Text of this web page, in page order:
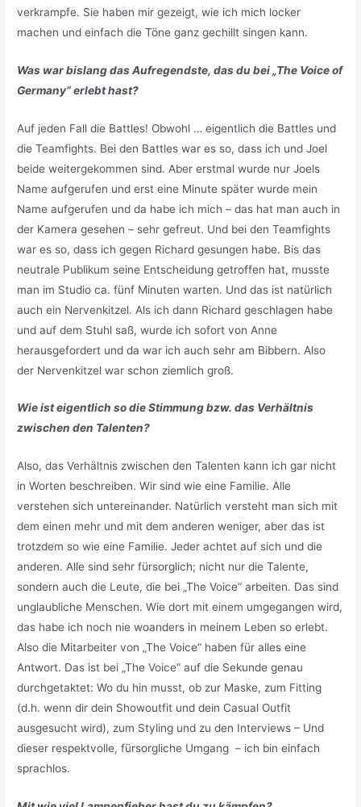
verkrampfe. Sie haben mir gezeigt, wie ich mich locker
machen und einfach die Töne ganz gechillt singen kann.
Was war bislang das Aufregendste, das du bei „The Voice of
Germany“ erlebt hast?
Auf jeden Fall die Battles! Obwohl … eigentlich die Battles und
die Teamfights. Bei den Battles war es so, dass ich und Joel
beide weitergekommen sind. Aber erstmal wurde nur Joels
Name aufgerufen und erst eine Minute später wurde mein
Name aufgerufen und da habe ich mich – das hat man auch in
der Kamera gesehen – sehr gefreut. Und bei den Teamfights
war es so, dass ich gegen Richard gesungen habe. Bis das
neutrale Publikum seine Entscheidung getroffen hat, musste
man im Studio ca. fünf Minuten warten. Und das ist natürlich
auch ein Nervenkitzel. Als ich dann Richard geschlagen habe
und auf dem Stuhl saß, wurde ich sofort von Anne
herausgefordert und da war ich auch sehr am Bibbern. Also
der Nervenkitzel war schon ziemlich groß.
Wie ist eigentlich so die Stimmung bzw. das Verhältnis
zwischen den Talenten?
Also, das Verhältnis zwischen den Talenten kann ich gar nicht
in Worten beschreiben. Wir sind wie eine Familie. Alle
verstehen sich untereinander. Natürlich versteht man sich mit
dem einen mehr und mit dem anderen weniger, aber das ist
trotzdem so wie eine Familie. Jeder achtet auf sich und die
anderen. Alle sind sehr fürsorglich; nicht nur die Talente,
sondern auch die Leute, die bei „The Voice“ arbeiten. Das sind
unglaubliche Menschen. Wie dort mit einem umgegangen wird,
das habe ich noch nie woanders in meinem Leben so erlebt.
Also die Mitarbeiter von „The Voice“ haben für alles eine
Antwort. Das ist bei „The Voice“ auf die Sekunde genau
durchgetaktet: Wo du hin musst, ob zur Maske, zum Fitting
(d.h. wenn dir dein Showoutfit und dein Casual Outfit
ausgesucht wird), zum Styling und zu den Interviews – Und
dieser respektvolle, fürsorgliche Umgang – ich bin einfach
sprachlos.